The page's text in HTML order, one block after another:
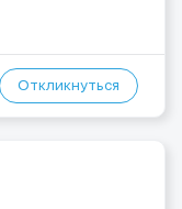
Откликнуться